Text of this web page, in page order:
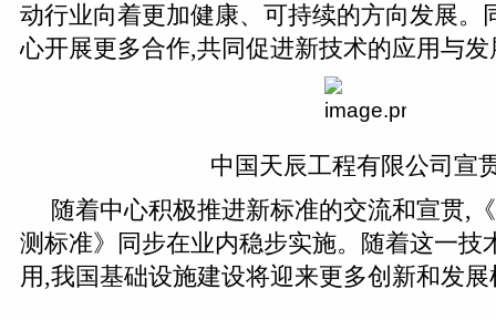
动行业向着更加健康、可持续的方向发展。
心开展更多合作,共同促进新技术的应用与发
中国天辰工程有限公司宣
随着中心积极推进新标准的交流和宣贯,
测标准》同步在业内稳步实施。随着这一技
用,我国基础设施建设将迎来更多创新和发展